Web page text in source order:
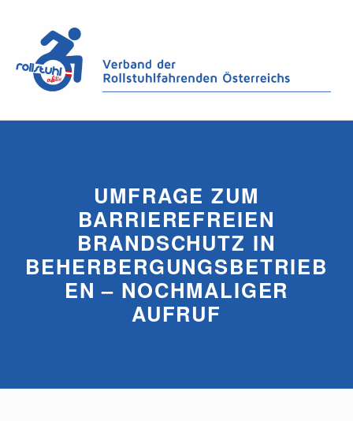
UMFRAGE ZUM
BARRIEREFREIEN
BRANDSCHUTZ IN
BEHERBERGUNGSBETRIEB
EN – NOCHMALIGER
AUFRUF